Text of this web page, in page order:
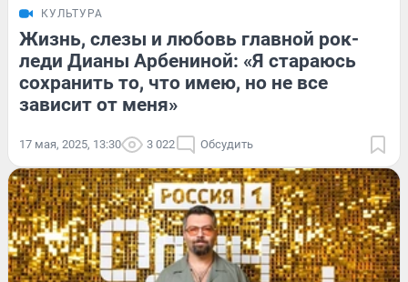
КУЛЬТУРА
Жизнь, слезы и любовь главной рок-
леди Дианы Арбениной: «Я стараюсь
сохранить то, что имею, но не все
зависит от меня»
17 мая, 2025, 13:30 3 022 Обсудить